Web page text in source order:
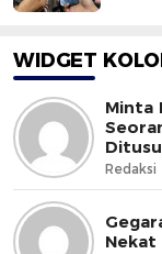
WIDGET
Minta
Redaksi
Nekat